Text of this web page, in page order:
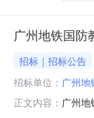
广州地铁国防
招标｜招标公告
招标单位： 广州地
正文内容： 广州